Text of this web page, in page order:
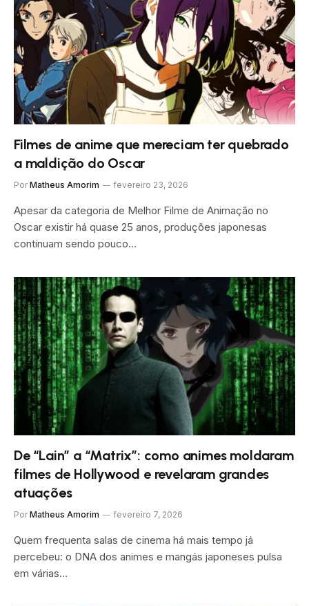
Filmes de anime que mereciam ter quebrado
a maldição do Oscar
Por Matheus Amorim fevereiro 23, 2026
Apesar da categoria de Melhor Filme de Animação no
Oscar existir há quase 25 anos, produções japonesas
continuam sendo pouco…
De “Lain” a “Matrix”: como animes moldaram
filmes de Hollywood e revelaram grandes
atuações
Por Matheus Amorim fevereiro 7, 2026
Quem frequenta salas de cinema há mais tempo já
percebeu: o DNA dos animes e mangás japoneses pulsa
em várias…